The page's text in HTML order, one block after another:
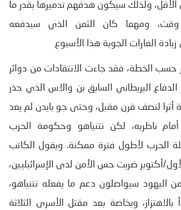
الأقل، ولذلك سيكون هدفهم تدميرها بقدر ما
وقت، ومهما كان الثمن الذي سيدفعه
الغارات الجوية هذا الأسبوع
حسب الخطة، فقد جاءت الانتقادات من دوائر
البريطاني السابق بن والاس الذي حذر
أثرا لنصف قرن مقبل، وحتى جو بايدن لم يعد
ناظريه، لكن نتنياهو وحكومة الحرب
الحرب لأطول فترة ممكنة. ويقول الكاتب
تشرين الأول/أكتوبر ضربت حس الأمن لدى الإسرائيليين،
اليهود سيواصلون دعم ما يفعله نتنياهو،
وبخاصة بعد مقتل الأسرى الثلاثة